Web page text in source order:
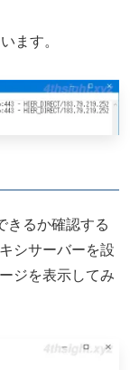
ます。
きるか確認する
シサーバーを設
ジを表示してみ